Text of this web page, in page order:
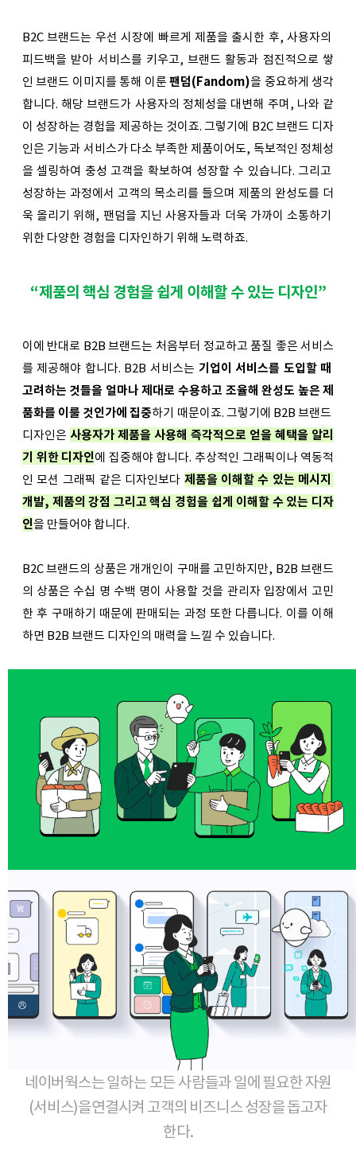
B2C 브랜드는 우선 시장에 빠르게 제품을 출시한 후, 사용자의
피드백을 받아 서비스를 키우고, 브랜드 활동과 점진적으로 쌓
인 브랜드 이미지를 통해 이룬 팬덤(Fandom)을 중요하게 생각
합니다. 해당 브랜드가 사용자의 정체성을 대변해 주며, 나와 같
이 성장하는 경험을 제공하는 것이죠. 그렇기에 B2C 브랜드 디자
인은 기능과 서비스가 다소 부족한 제품이어도, 독보적인 정체성
을 셀링하여 충성 고객을 확보하여 성장할 수 있습니다. 그리고
성장하는 과정에서 고객의 목소리를 들으며 제품의 완성도를 더
욱 올리기 위해, 팬덤을 지닌 사용자들과 더욱 가까이 소통하기
위한 다양한 경험을 디자인하기 위해 노력하죠.
“제품의 핵심 경험을 쉽게 이해할 수 있는 디자인”
이에 반대로 B2B 브랜드는 처음부터 정교하고 품질 좋은 서비스
를 제공해야 합니다. B2B 서비스는 기업이 서비스를 도입할 때
고려하는 것들을 얼마나 제대로 수용하고 조율해 완성도 높은 제
품화를 이룰 것인가에 집중하기 때문이죠. 그렇기에 B2B 브랜드
디자인은 사용자가 제품을 사용해 즉각적으로 얻을 혜택을 알리
기 위한 디자인에 집중해야 합니다. 추상적인 그래픽이나 역동적
인 모션 그래픽 같은 디자인보다 제품을 이해할 수 있는 메시지
개발, 제품의 강점 그리고 핵심 경험을 쉽게 이해할 수 있는 디자
인을 만들어야 합니다.
B2C 브랜드의 상품은 개개인이 구매를 고민하지만, B2B 브랜드
의 상품은 수십 명 수백 명이 사용할 것을 관리자 입장에서 고민
한 후 구매하기 때문에 판매되는 과정 또한 다릅니다. 이를 이해
하면 B2B 브랜드 디자인의 매력을 느낄 수 있습니다.
네이버웍스는 일하는 모든 사람들과 일에 필요한 자원
(서비스)을연결시켜 고객의 비즈니스 성장을 돕고자
한다.